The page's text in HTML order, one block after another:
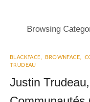
Browsing
BLACKFACE BROWNFACE
TRUDEAU
Justin